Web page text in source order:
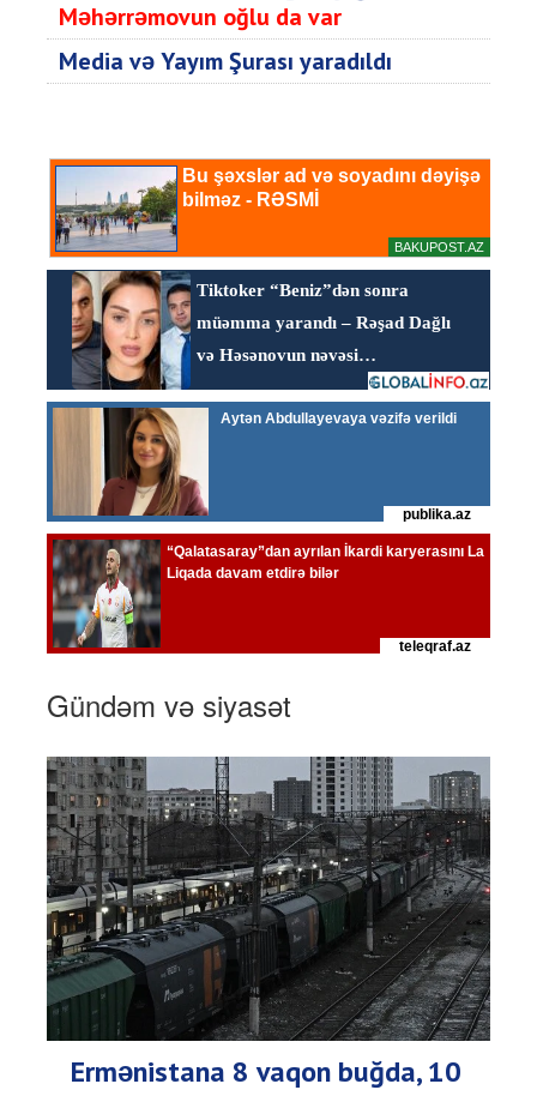
Məhərrəmovun oğlu da var
Media və Yayım Şurası yaradıldı
Gündəm və siyasət
Ermənistana 8 vaqon buğda, 10